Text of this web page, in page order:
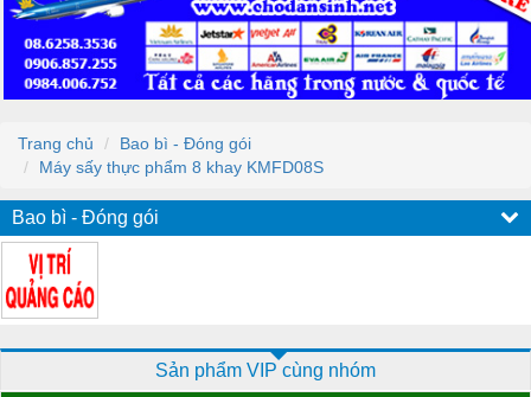
Trang chủ
Bao bì - Đóng gói
Máy sấy thực phẩm 8 khay KMFD08S
Bao bì - Đóng gói
Sản phẩm VIP cùng nhóm